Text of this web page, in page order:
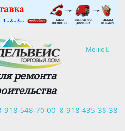
Навигация
Меню
ремонта
8-918-435-38-38
918-648-70-00
×